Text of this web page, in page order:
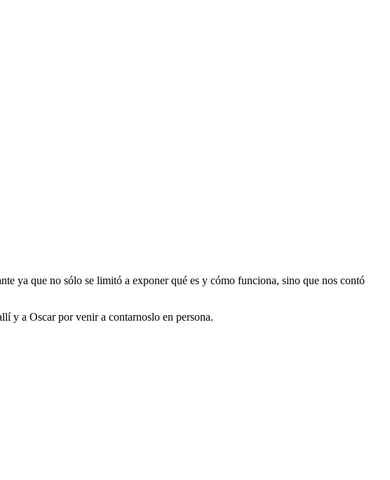
ya que no sólo se limitó a exponer qué es y cómo funciona, sino que nos contó
y a Oscar por venir a contarnoslo en persona.